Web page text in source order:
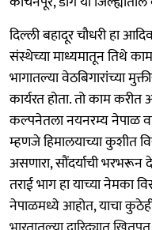
दिल्ली बहादूर चौधरी हा
संस्थेच्या माध्यमातून तिथे
भागातल्या वेठबिगारांच्या
कार्यरत होता. तो काम
कल्पनेतला नयनरम्य नेपाळ
म्हणजे हिमालयाच्या कुशीत
असणारा, सौंदर्याची भरभरून
तराई भाग हा याच्या नेमका
नेपाळमध्ये आहोत, याचा